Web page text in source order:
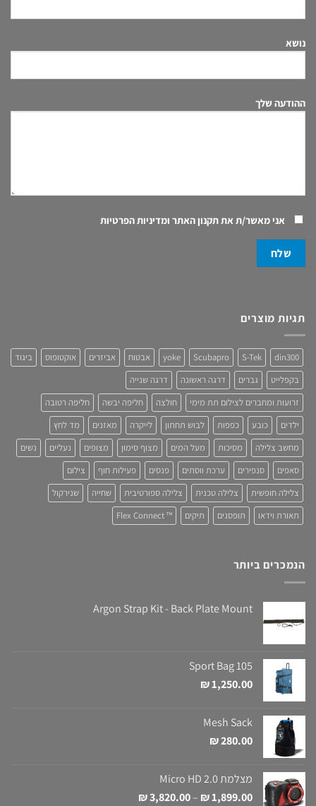
נושא
ההודעה שלך
אני מאשר/ת אתתקנון האתר ומדיניות הפרטיות
תגיות מוצרים
din300
S-Tek
Scubapro
yoke אבטוח אביזרים אוקטופוס
ביגוד
בקפלייט
גברים דרגה ראשונה
דרגה שנייה
זרועות ומחברים לצילום תת מימי
חולצה חליפה יבשה
חליפה רטובה
ילדים
כובע כפפות לבוש תחתון לייקרה מאזנים
מד לחץ
מחשב צלילה
מסיכות מעל המים מצוף סימון מצופים נעליים
נשים
סאפים
סנפירים ערכת ווסתים פנסים פעילות חוף
צילום
צלילה חופשית
צלילה טכנית צלילה ספורטיבית שחייה
שנירקול
תאורת וידאו
תופסנים תיקים ™ Flex Connect
הנמכרים ביותר
Argon Strap Kit - Back Plate Mount
Sport Bag 105
₪1,250.00
Mesh Sack
₪280.00
מצלמת 2.0 Micro HD
₪1,899.00
–
₪3,820.00